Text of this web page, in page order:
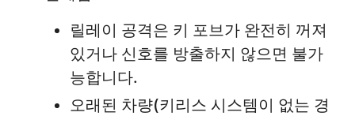
릴레이 공격은 키 포브가 완전히 꺼져
있거나 신호를 방출하지 않으면 불가
능합니다.
오래된 차량(키리스 시스템이 없는 경